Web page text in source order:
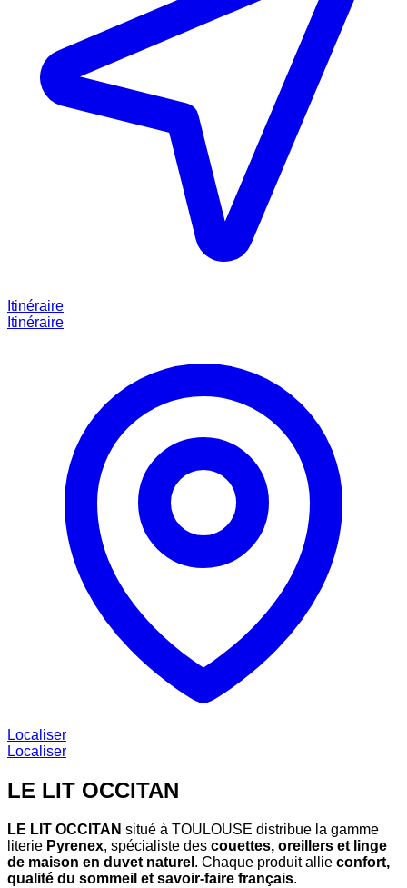
Itinéraire
Itinéraire
Localiser
Localiser
LE LIT OCCITAN
LE LIT OCCITAN situé à TOULOUSE distribue la gamme
literie Pyrenex, spécialiste des couettes, oreillers et linge
de maison en duvet naturel . Chaque produit allie confort,
qualité du sommeil et savoir-faire français.